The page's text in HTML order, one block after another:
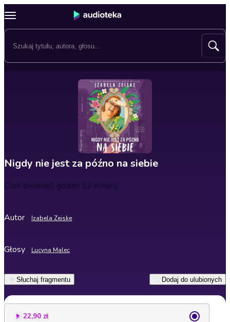
Nigdy nie jest za późno na siebie
Czas trwania5 godzin 32 minuty
Autor Izabela Zeiske
Głosy Lucyna Malec
Słuchaj fragmentu Dodaj do ulubionych
22,90 zł